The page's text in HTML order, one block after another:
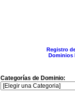
Registro
Dominios
Categorías de Dominio: